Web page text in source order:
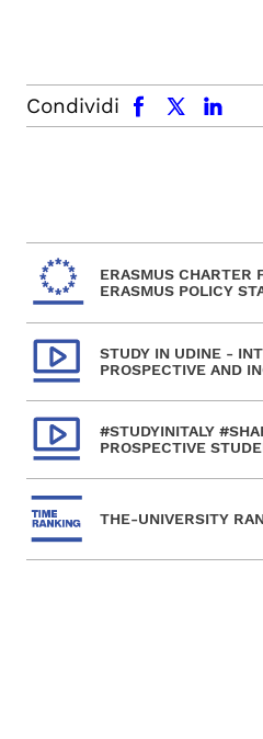
Condividi
facebook x.com linkedin
ERASMUS CHARTER
ERASMUS POLICY
STUDY IN UDINE -
PROSPECTIVE AND
#STUDYINITALY
PROSPECTIVE
THE-UNIVERSITY